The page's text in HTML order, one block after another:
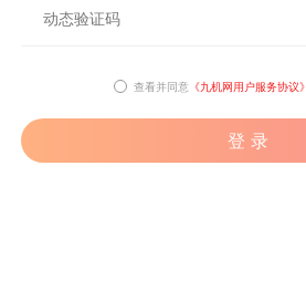
查看并同意 《九机网用户服务协议》
登 录